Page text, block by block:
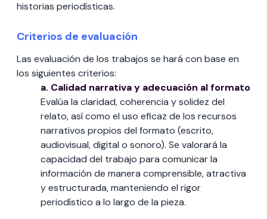
historias periodísticas.
Criterios de evaluación
Las evaluación de los trabajos se hará con base en
los siguientes criterios:
a. Calidad narrativa y adecuación al formato
Evalúa la claridad, coherencia y solidez del
relato, así como el uso eficaz de los recursos
narrativos propios del formato (escrito,
audiovisual, digital o sonoro). Se valorará la
capacidad del trabajo para comunicar la
información de manera comprensible, atractiva
y estructurada, manteniendo el rigor
periodístico a lo largo de la pieza.